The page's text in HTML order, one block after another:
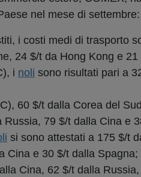
nel mese di settembre:
i costi medi di trasporto
24 $/t da Hong Kong e
i noli sono risultati pari a
60 $/t dalla Corea del
79 $/t dalla Cina e
si sono attestati a 175 $/t
Cina e 30 $/t dalla Spagna;
Cina, 62 $/t dalla